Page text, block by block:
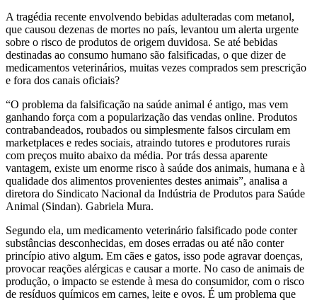
A tragédia recente envolvendo bebidas adulteradas com metanol,
que causou dezenas de mortes no país, levantou um alerta urgente
sobre o risco de produtos de origem duvidosa. Se até bebidas
destinadas ao consumo humano são falsificadas, o que dizer de
medicamentos veterinários, muitas vezes comprados sem prescrição
e fora dos canais oficiais?
“O problema da falsificação na saúde animal é antigo, mas vem
ganhando força com a popularização das vendas online. Produtos
contrabandeados, roubados ou simplesmente falsos circulam em
marketplaces e redes sociais, atraindo tutores e produtores rurais
com preços muito abaixo da média. Por trás dessa aparente
vantagem, existe um enorme risco à saúde dos animais, humana e à
qualidade dos alimentos provenientes destes animais”, analisa a
diretora do Sindicato Nacional da Indústria de Produtos para Saúde
Animal (Sindan). Gabriela Mura.
Segundo ela, um medicamento veterinário falsificado pode conter
substâncias desconhecidas, em doses erradas ou até não conter
princípio ativo algum. Em cães e gatos, isso pode agravar doenças,
provocar reações alérgicas e causar a morte. No caso de animais de
produção, o impacto se estende à mesa do consumidor, com o risco
de resíduos químicos em carnes, leite e ovos. É um problema que